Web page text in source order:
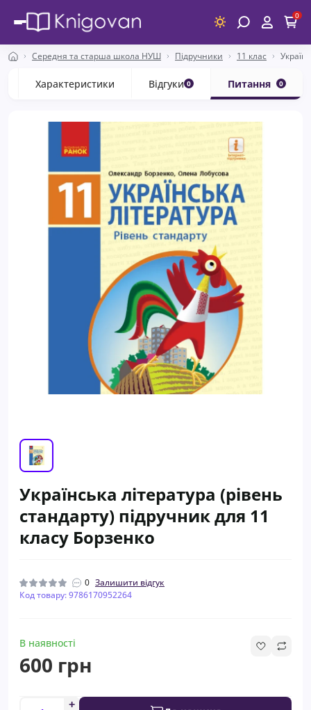
0
Середня та старша школа НУШ Підручники 11 клас
Характеристики Відгуки 0 Питання 0
Українська література (рівень
стандарту) підручник для 11
класу Борзенко
0 Залишити відгук
Код товару: 9786170952264
В наявності
600 грн